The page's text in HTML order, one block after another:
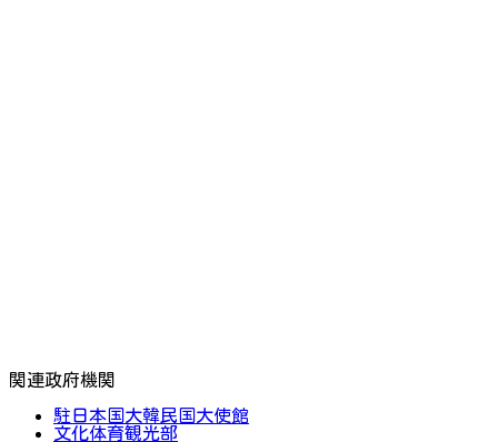
関連政府機関
駐日本国大韓民国大使館
文化体育観光部